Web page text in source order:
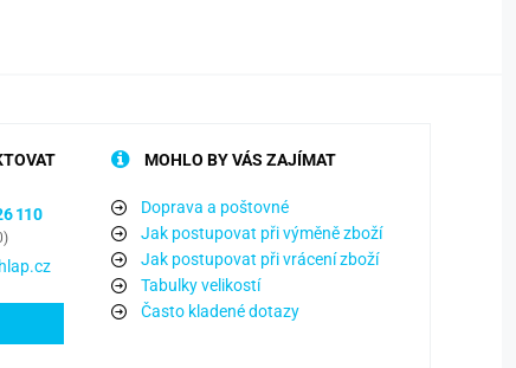
110
MOHLO BY VÁS ZAJÍMAT
Doprava a poštovné
Jak postupovat při výměně zboží
Jak postupovat při vrácení zboží
Tabulky velikostí
Často kladené dotazy